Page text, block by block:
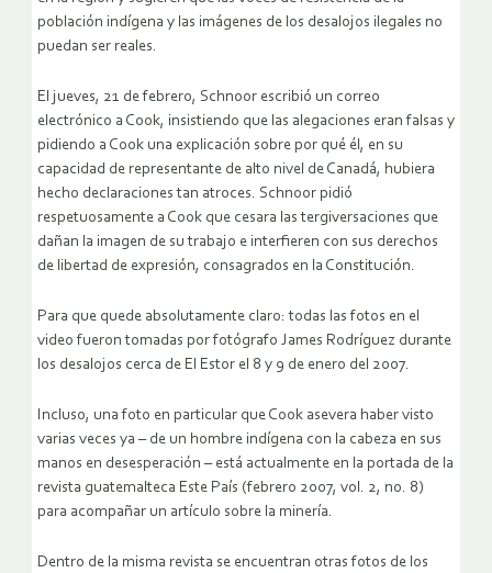
población indígena y las imágenes de los desalojos ilegales no
puedan ser reales.
El jueves, 21 de febrero, Schnoor escribió un correo
electrónico a Cook, insistiendo que las alegaciones eran falsas y
pidiendo a Cook una explicación sobre por qué él, en su
capacidad de representante de alto nivel de Canadá, hubiera
hecho declaraciones tan atroces. Schnoor pidió
respetuosamente a Cook que cesara las tergiversaciones que
dañan la imagen de su trabajo e interfieren con sus derechos
de libertad de expresión, consagrados en la Constitución.
Para que quede absolutamente claro: todas las fotos en el
video fueron tomadas por fotógrafo James Rodríguez durante
los desalojos cerca de El Estor el 8 y 9 de enero del 2007.
Incluso, una foto en particular que Cook asevera haber visto
varias veces ya – de un hombre indígena con la cabeza en sus
manos en desesperación – está actualmente en la portada de la
revista guatemalteca Este País (febrero 2007, vol. 2, no. 8)
para acompañar un artículo sobre la minería.
Dentro de la misma revista se encuentran otras fotos de los